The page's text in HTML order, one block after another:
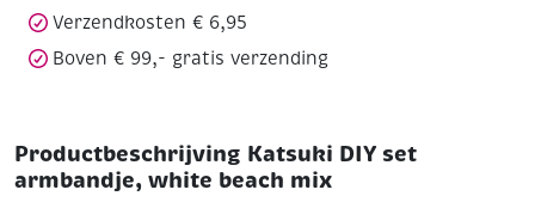
Verzendkosten € 6,95
Boven € 99,- gratis verzending
Productbeschrijving Katsuki DIY set
armbandje, white beach mix